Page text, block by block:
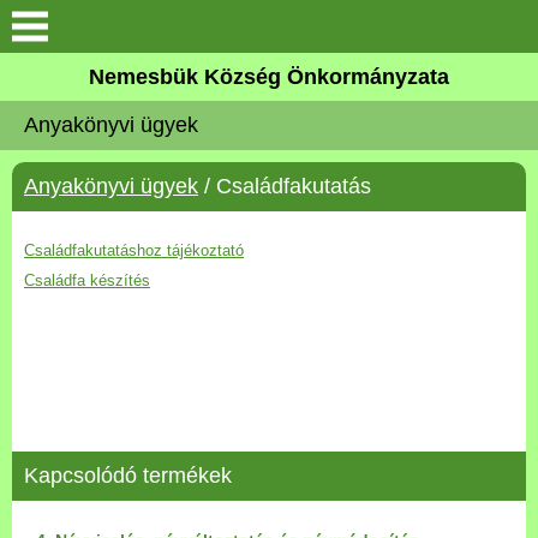
Keresés
Önkormányzat
Közös Önkormányzati
Hivatal
Zalaköveskút
Versenyképes Járások
Program
Nemesbük Község Önkormányzata
Anyakönyvi ügyek
Anyakönyvi ügyek / Családfakutatás
Családfakutatáshoz tájékoztató
Családfa készítés
Kapcsolódó termékek